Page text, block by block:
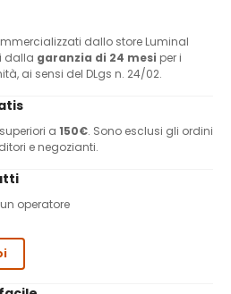
dallo store Luminal
dalla garanzia di 24 mesi per i
ai sensi del DLgs n. 24/02.
a 150€. Sono esclusi gli ordini
e negozianti.
operatore